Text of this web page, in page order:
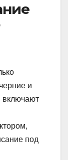
и
включают
под